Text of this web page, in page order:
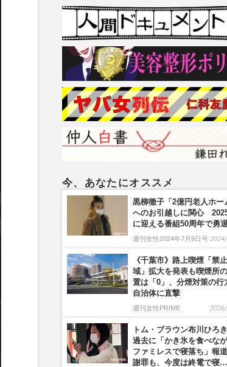
今、あなたにオススメ
黒柳徹子「2億円老人ホー
へのお引越しに関心
に迎える番組50周年で勇
週刊女性2024年7月9日号
《千葉市》路上喫煙「禁
域」拡大を発表も喫煙所
置は「0」、分煙対策の行
自治体に直撃
週刊女性PRIME
トム・ブラウン布川ひろき
過去に「かき氷を食べな
ファミレスで寝落ち」報
謝罪も、今度は終電で寝…